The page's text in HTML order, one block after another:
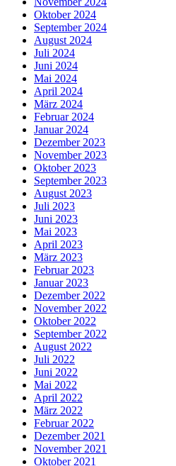
Oktober 2024
September 2024
August 2024
Juli 2024
Juni 2024
Mai 2024
April 2024
März 2024
Februar 2024
Januar 2024
Dezember 2023
November 2023
Oktober 2023
September 2023
August 2023
Juli 2023
Juni 2023
Mai 2023
April 2023
März 2023
Februar 2023
Januar 2023
Dezember 2022
November 2022
Oktober 2022
September 2022
August 2022
Juli 2022
Juni 2022
Mai 2022
April 2022
März 2022
Februar 2022
Dezember 2021
November 2021
Oktober 2021